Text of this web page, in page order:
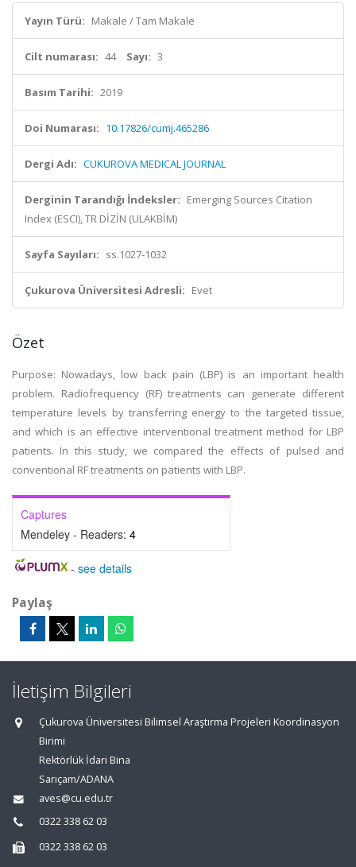
Yayın Türü: Makale / Tam Makale
Cilt numarası: 44 Sayı: 3
Basım Tarihi: 2019
Doi Numarası: 10.17826/cumj.465286
Dergi Adı: CUKUROVA MEDICAL JOURNAL
Derginin Tarandığı İndeksler: Emerging Sources Citation
Index (ESCI), TR DİZİN (ULAKBİM)
Sayfa Sayıları: ss.1027-1032
Çukurova Üniversitesi Adresli: Evet
Özet
Purpose: Nowadays, low back pain (LBP) is an important health
problem. Radiofrequency (RF) treatments can generate different
temperature levels by transferring energy to the targeted tissue,
and which is an effective interventional treatment method for LBP
patients. In this study, we compared the effects of pulsed and
conventional RF treatments on patients with LBP.
Captures
Mendeley - Readers: 4
- see details
Paylaş
İletişim Bilgileri
Çukurova Üniversitesi Bilimsel Araştırma Projeleri Koordinasyon
Birimi
Rektörlük İdari Bina
Sarıçam/ADANA
aves@cu.edu.tr
0322 338 62 03
0322 338 62 03